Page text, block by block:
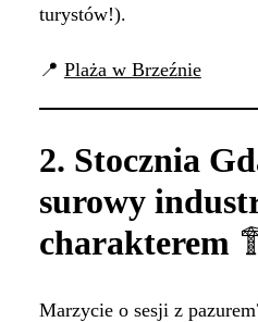
turystów!).
📍 Plaża w Brzeźnie
2. Stocznia
surowy
charakterem
Marzycie o sesji z